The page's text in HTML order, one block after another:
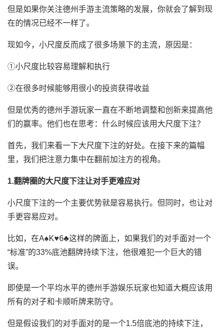
但是如果你关注德州手游主流策略的发展，你就会了解到现
在的情况已经不一样了。
现如今，小尺度反而成了很多场景下的主流，原因是：
①小尺度比较容易理解和执行
②在很多时候能够用很小的投资获得收益
但是优秀的德州手游玩家一直在不断地调整和创新来提高他
们的赢率。他们也在思考：什么时候应该用大尺度下注？
首先，我们来看一下大尺度下注的好处。在接下来的篇幅
里，我们把注意力集中在翻前加注方的视角。
1.翻牌圈的大尺度下注让对手更难应对
小尺度下注的一个主要优势就是容易执行。但同时，也让对
手更容易应对。
比如，在A♠K♥6♣这样的牌面上，如果我们的对手面对一个
“标准”的33%底池翻牌持续下注，他很难犯一个巨大的错
误。
即使是一个平均水平的德州手游娱乐玩家也知道大概应该用
所有的对子和卡顺听牌来防守。
但是假设我们的对手面对的是一个1.5倍底池的持续下注，